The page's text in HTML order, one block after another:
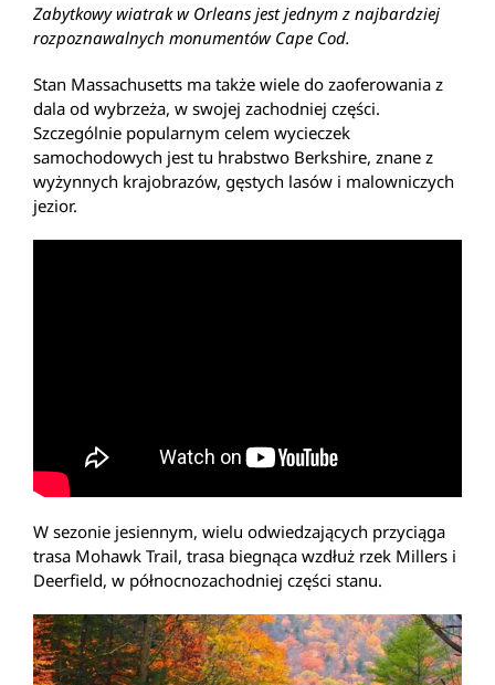
Zabytkowy wiatrak w Orleans jest jednym z najbardziej
rozpoznawalnych monumentów Cape Cod.
Stan Massachusetts ma także wiele do zaoferowania z
dala od wybrzeża, w swojej zachodniej części.
Szczególnie popularnym celem wycieczek
samochodowych jest tu hrabstwo Berkshire, znane z
wyżynnych krajobrazów, gęstych lasów i malowniczych
jezior.
W sezonie jesiennym, wielu odwiedzających przyciąga
trasa Mohawk Trail, trasa biegnąca wzdłuż rzek Millers i
Deerfield, w północnozachodniej części stanu.